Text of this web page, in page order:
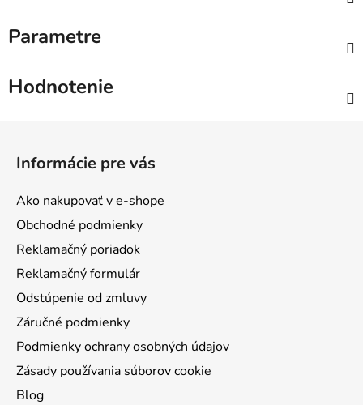
Parametre
Hodnotenie
Informácie pre vás
Ako nakupovať v e-shope
Obchodné podmienky
Reklamačný poriadok
Reklamačný formulár
Odstúpenie od zmluvy
Záručné podmienky
Podmienky ochrany osobných údajov
Zásady používania súborov cookie
Blog